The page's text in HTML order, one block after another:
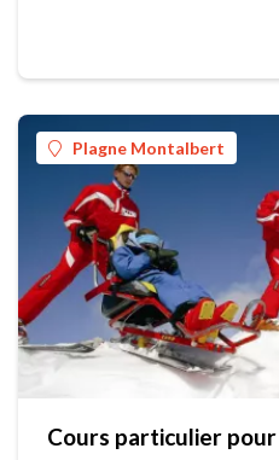
Plagne Montalbert
Cours particulier